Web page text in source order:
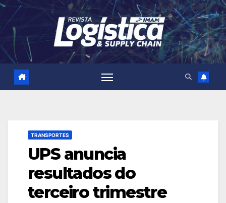
Skip
content
TRANSPORTES
UPS anuncia
resultados do
terceiro trimestre